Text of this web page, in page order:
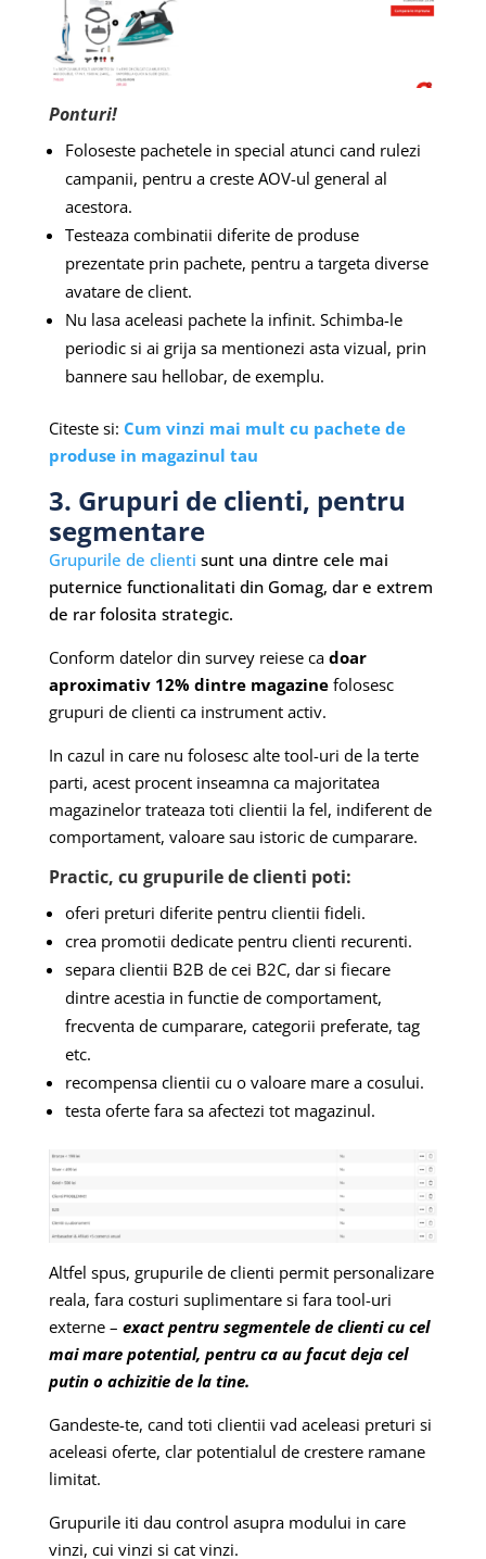
Ponturi!
Foloseste pachetele in special atunci cand rulezi
campanii, pentru a creste AOV-ul general al
acestora.
Testeaza combinatii diferite de produse
prezentate prin pachete, pentru a targeta diverse
avatare de client.
Nu lasa aceleasi pachete la infinit. Schimba-le
periodic si ai grija sa mentionezi asta vizual, prin
bannere sau hellobar, de exemplu.
Citeste si: Cum vinzi mai mult cu pachete de
produse in magazinul tau
3. Grupuri de clienti, pentru
segmentare
Grupurile de clienti sunt una dintre cele mai
puternice functionalitati din Gomag, dar e extrem
de rar folosita strategic.
Conform datelor din survey reiese ca doar
aproximativ 12% dintre magazine folosesc
grupuri de clienti ca instrument activ.
In cazul in care nu folosesc alte tool-uri de la terte
parti, acest procent inseamna ca majoritatea
magazinelor trateaza toti clientii la fel, indiferent de
comportament, valoare sau istoric de cumparare.
Practic, cu grupurile de clienti poti:
oferi preturi diferite pentru clientii fideli.
crea promotii dedicate pentru clienti recurenti.
separa clientii B2B de cei B2C, dar si fiecare
dintre acestia in functie de comportament,
frecventa de cumparare, categorii preferate, tag
etc.
recompensa clientii cu o valoare mare a cosului.
testa oferte fara sa afectezi tot magazinul.
Altfel spus, grupurile de clienti permit personalizare
reala, fara costuri suplimentare si fara tool-uri
externe – exact pentru segmentele de clienti cu cel
mai mare potential, pentru ca au facut deja cel
putin o achizitie de la tine.
Gandeste-te, cand toti clientii vad aceleasi preturi si
aceleasi oferte, clar potentialul de crestere ramane
limitat.
Grupurile iti dau control asupra modului in care
vinzi, cui vinzi si cat vinzi.